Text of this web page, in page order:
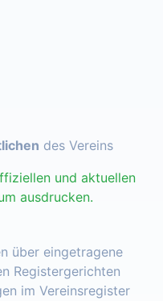
des Vereins
und aktuellen
ausdrucken.
über eingetragene
Registergerichten
im Vereinsregister